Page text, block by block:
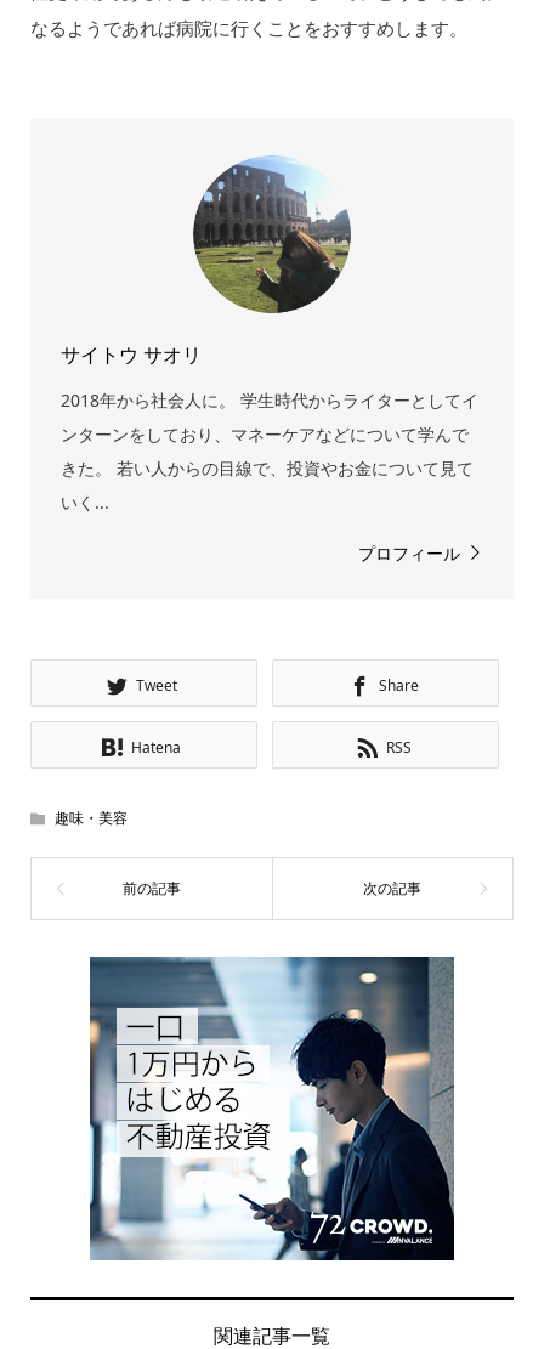
なるようであれば病院に行くことをおすすめします。
サイトウ サオリ
2018年から社会人に。 学生時代からライターとしてイ
ンターンをしており、マネーケアなどについて学んで
きた。 若い人からの目線で、投資やお金について見て
いく...
プロフィール
Tweet Share
Hatena RSS
趣味・美容
関連記事一覧